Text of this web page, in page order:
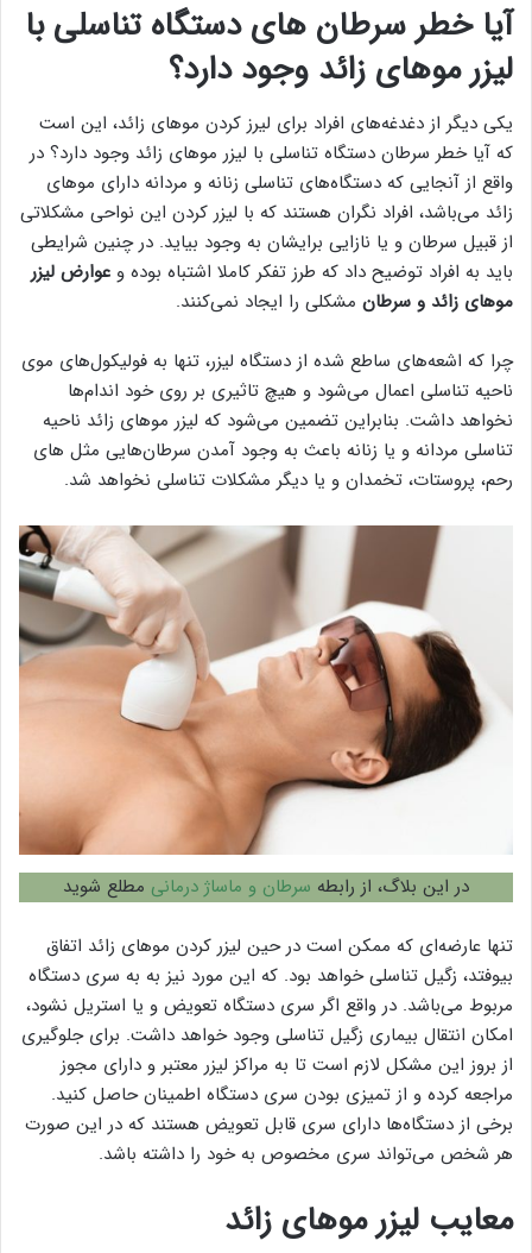
آیا خطر سرطان های دستگاه تناسلی با
لیزر موهای زائد وجود دارد؟
یکی دیگر از دغدغه‌های افراد برای لیرز کردن موهای زائد، این است
که آیا خطر سرطان دستگاه تناسلی با لیزر موهای زائد وجود دارد؟ در
واقع از آنجایی که دستگاه‌های تناسلی زنانه و مردانه دارای موهای
زائد می‌باشد، افراد نگران هستند که با لیزر کردن این نواحی مشکلاتی
از قبیل سرطان و یا نازایی برایشان به وجود بیاید. در چنین شرایطی
باید به افراد توضیح داد که طرز تفکر کاملا اشتباه بوده و عوارض لیزر
موهای زائد و سرطان مشکلی را ایجاد نمی‌کنند.
چرا که اشعه‌های ساطع شده از دستگاه لیزر، تنها به فولیکول‌های موی
ناحیه تناسلی اعمال می‌شود و هیچ تاثیری بر روی خود اندام‌ها
نخواهد داشت. بنابراین تضمین می‌شود که لیزر موهای زائد ناحیه
تناسلی مردانه و یا زنانه باعث به وجود آمدن سرطان‌هایی مثل های
رحم، پروستات، تخمدان و یا دیگر مشکلات تناسلی نخواهد شد.
در این بلاگ، از رابطه سرطان و ماساژ درمانی مطلع شوید
تنها عارضه‌ای که ممکن است در حین لیزر کردن موهای زائد اتفاق
بیوفتد، زگیل تناسلی خواهد بود. که این مورد نیز به به سری دستگاه
مربوط می‌باشد. در واقع اگر سری دستگاه تعویض و یا استریل نشود،
امکان انتقال بیماری زگیل تناسلی وجود خواهد داشت. برای جلوگیری
از بروز این مشکل لازم است تا به مراکز لیزر معتبر و دارای مجوز
مراجعه کرده و از تمیزی بودن سری دستگاه اطمینان حاصل کنید.
برخی از دستگاه‌ها دارای سری قابل تعویض هستند که در این صورت
هر شخص می‌تواند سری مخصوص به خود را داشته باشد.
معایب لیزر موهای زائد